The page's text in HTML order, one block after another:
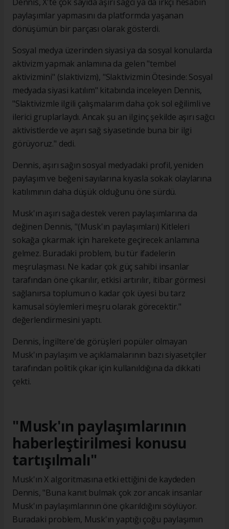
paylaşımlar yapmasını da platformda yaşanan
dönüşümün bir parçası olarak gösterdi.
Sosyal medya üzerinden siyasi ya da sosyal konularda
aktivizm yapmak anlamına da gelen "tembel
aktivizmini" (slaktivizm), "Slaktivizmin Ötesinde: Sosyal
medyada siyasi katılım" kitabında inceleyen Dennis,
"Slaktivizmle ilgili çalışmalarım daha çok sol eğilimli ve
ilerici gruplarlaydı. Ancak şu an ilginç şekilde aşırı sağcı
aktivistlerde ve aşırı sağ siyasetinde buna bir ilgi
görüyoruz." dedi.
Dennis, aşırı sağın sosyal medyadaki profil, yeniden
paylaşım ve beğeni sayılarına kıyasla sokak olaylarına
katılımının daha düşük olduğunu öne sürdü.
Musk'ın aşırı sağa destek veren paylaşımlarına da
değinen Dennis, "(Musk'ın paylaşımları) Kitleleri
sokağa çıkarmak için harekete geçirecek anlamına
gelmez. Buradaki problem, bu tür ifadelerin
meşrulaşması. Ne kadar çok güç sahibi insanlar
tarafından öne çıkarılır, etkisi artırılır, itibar görmesi
sağlanırsa toplumun o kadar çok üyesi bu tarz
kamusal söylemleri meşru olarak görecektir."
değerlendirmesini yaptı.
Dennis, İngiltere'de görüşleri popüler olmayan
Musk'ın paylaşım ve açıklamalarının bazı siyasetçiler
tarafından politik çıkar için kullanıldığına da dikkati
çekti.
"Musk'ın paylaşımlarının
haberleştirilmesi konusu
tartışılmalı"
Musk'ın X algoritmasına etki ettiğini de kaydeden
Dennis, "Buna kanıt bulmak çok zor ancak insanlar
Musk'ın paylaşımlarının öne çıkarıldığını söylüyor.
Buradaki problem, Musk'ın yaptığı çoğu paylaşımın